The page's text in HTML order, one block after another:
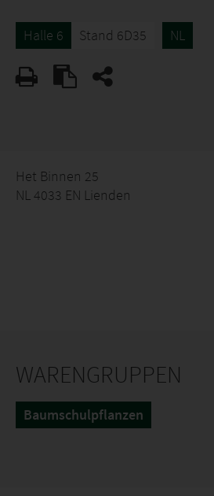
Halle 6 Stand 6D35 NL
Het Binnen 25
NL 4033 EN Lienden
WARENGRUPPEN
Baumschulpflanzen